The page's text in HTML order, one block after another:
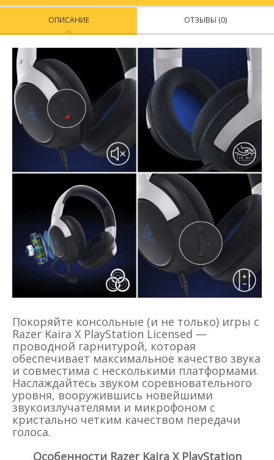
ОПИСАНИЕ ОТЗЫВЫ (0)
Покоряйте консольные (и не только) игры с
Razer Kaira X PlayStation Licensed —
проводной гарнитурой, которая
обеспечивает максимальное качество звука
и совместима с несколькими платформами.
Наслаждайтесь звуком соревновательного
уровня, вооружившись новейшими
звукоизлучателями и микрофоном с
кристально четким качеством передачи
голоса.
Особенности Razer Kaira X PlayStation